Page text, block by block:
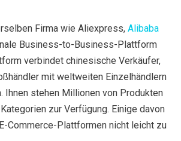
Firma wie Aliexpress, Alibaba
Business-to-Business-Plattform
verbindet chinesische Verkäufer,
mit weltweiten Einzelhändlern
Ihnen stehen Millionen von Produkten
zur Verfügung. Einige davon
Commerce-Plattformen nicht leicht zu